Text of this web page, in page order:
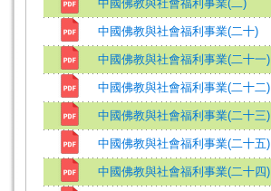
中國佛教與社會福利事業(二)
中國佛教與社會福利事業(二十)
中國佛教與社會福利事業(二十一)
中國佛教與社會福利事業(二十二)
中國佛教與社會福利事業(二十三)
中國佛教與社會福利事業(二十五)
中國佛教與社會福利事業(二十四)